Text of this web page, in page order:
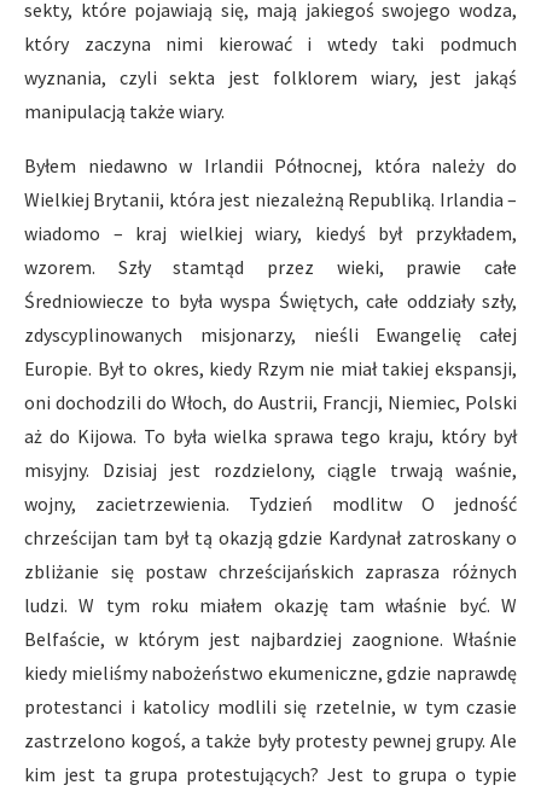
sekty, które pojawiają się, mają jakiegoś swojego wodza,
który zaczyna nimi kierować i wtedy taki podmuch
wyznania, czyli sekta jest folklorem wiary, jest jakąś
manipulacją także wiary.
Byłem niedawno w Irlandii Północnej, która należy do
Wielkiej Brytanii, która jest niezależną Republiką. Irlandia –
wiadomo – kraj wielkiej wiary, kiedyś był przykładem,
wzorem. Szły stamtąd przez wieki, prawie całe
Średniowiecze to była wyspa Świętych, całe oddziały szły,
zdyscyplinowanych misjonarzy, nieśli Ewangelię całej
Europie. Był to okres, kiedy Rzym nie miał takiej ekspansji,
oni dochodzili do Włoch, do Austrii, Francji, Niemiec, Polski
aż do Kijowa. To była wielka sprawa tego kraju, który był
misyjny. Dzisiaj jest rozdzielony, ciągle trwają waśnie,
wojny, zacietrzewienia. Tydzień modlitw O jedność
chrześcijan tam był tą okazją gdzie Kardynał zatroskany o
zbliżanie się postaw chrześcijańskich zaprasza różnych
ludzi. W tym roku miałem okazję tam właśnie być. W
Belfaście, w którym jest najbardziej zaognione. Właśnie
kiedy mieliśmy nabożeństwo ekumeniczne, gdzie naprawdę
protestanci i katolicy modlili się rzetelnie, w tym czasie
zastrzelono kogoś, a także były protesty pewnej grupy. Ale
kim jest ta grupa protestujących? Jest to grupa o typie